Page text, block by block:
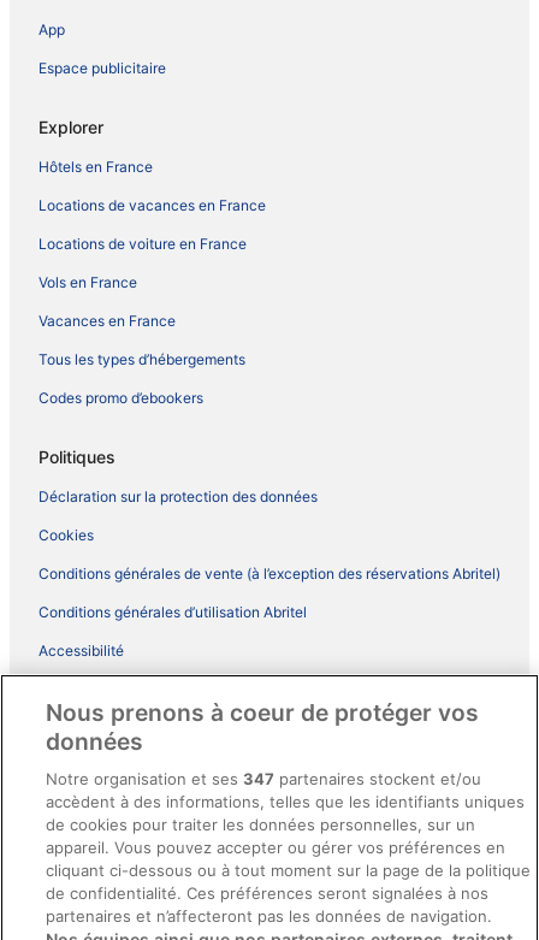
App
Espace publicitaire
Explorer
Hôtels en France
Locations de vacances en France
Locations de voiture en France
Vols en France
Vacances en France
Tous les types d’hébergements
Codes promo d’ebookers
Politiques
Déclaration sur la protection des données
Cookies
Conditions générales de vente (à l’exception des réservations Abritel)
Conditions générales d’utilisation Abritel
Accessibilité
Conditions générales du programme BONUS+ d’ebookers
Directives de contenu et signalement de contenus
Aide
Soutien
Nous prenons à coeur de protéger vos
données
Notre organisation et ses347 partenaires stockent et/ou
accèdent à des informations, telles que les identifiants uniques
de cookies pour traiter les données personnelles, sur un
appareil. Vous pouvez accepter ou gérer vos préférences en
cliquant ci-dessous ou à tout moment sur la page de la politique
de confidentialité. Ces préférences seront signalées à nos
partenaires et n’affecteront pas les données de navigation.